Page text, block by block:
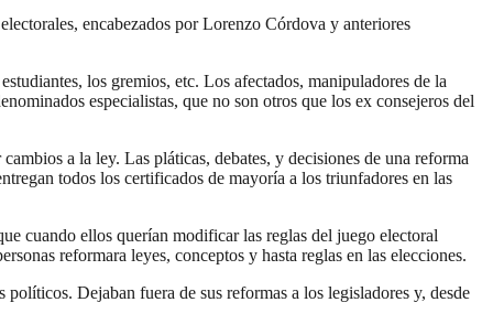
encabezados por Lorenzo Córdova y anteriores
los gremios, etc. Los afectados, manipuladores de la
especialistas, que no son otros que los ex consejeros del
a la ley. Las pláticas, debates, y decisiones de una reforma
todos los certificados de mayoría a los triunfadores en las
cuando ellos querían modificar las reglas del juego electoral
reformara leyes, conceptos y hasta reglas en las elecciones.
Dejaban fuera de sus reformas a los legisladores y, desde